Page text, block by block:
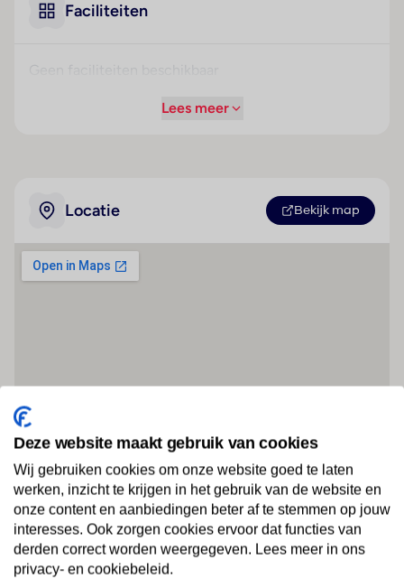
Faciliteiten
Lees meer
Locatie Bekijk map
Deze website maakt gebruik van cookies
Wij gebruiken cookies om onze website goed te laten
werken, inzicht te krijgen in het gebruik van de website en
onze content en aanbiedingen beter af te stemmen op jouw
interesses. Ook zorgen cookies ervoor dat functies van
derden correct worden weergegeven. Lees meer in ons
privacy- en cookiebeleid.